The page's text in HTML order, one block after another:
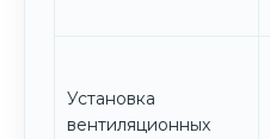
Установка
вентиляционных